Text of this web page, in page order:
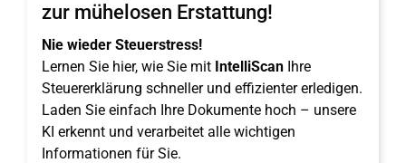
zur mühelosen Erstattung!
Nie wieder Steuerstress!
Lernen Sie hier, wie Sie mit IntelliScan Ihre
Steuererklärung schneller und effizienter erledigen.
Laden Sie einfach Ihre Dokumente hoch – unsere
KI erkennt und verarbeitet alle wichtigen
Informationen für Sie.